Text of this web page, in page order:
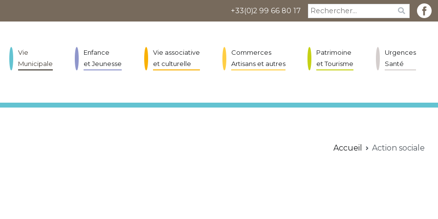
+33(0)2 99 66 80 17 Rechercher :
Vie
Municipale
Enfance
et Jeunesse
Vie associative
et culturelle
Commerces
Artisans et autres
Patrimoine
et Tourisme
Urgences
Santé
Accueil Action sociale